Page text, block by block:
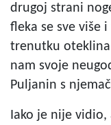
drugoj strani
fleka se sve više
trenutku
nam svoje
Puljanin s
Iako je nije